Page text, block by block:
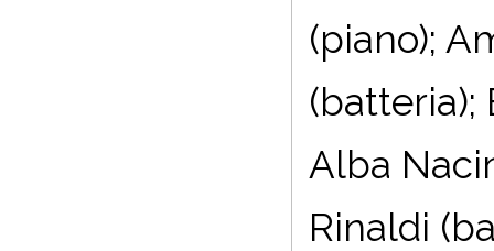
(piano);
(batteria);
Alba
Rinaldi